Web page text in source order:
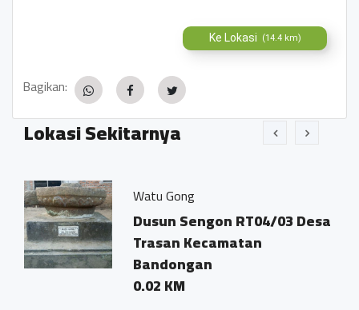
Ke Lokasi (14.4 km)
Bagikan:
Lokasi Sekitarnya
Watu Gong
Dusun Sengon RT04/03 Desa
Trasan Kecamatan
Bandongan
0.02 KM